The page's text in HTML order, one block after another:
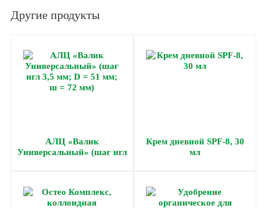
Другие продукты
АЛЦ «Валик
Универсальный» (шаг игл
Крем дневной SPF-8, 30
мл